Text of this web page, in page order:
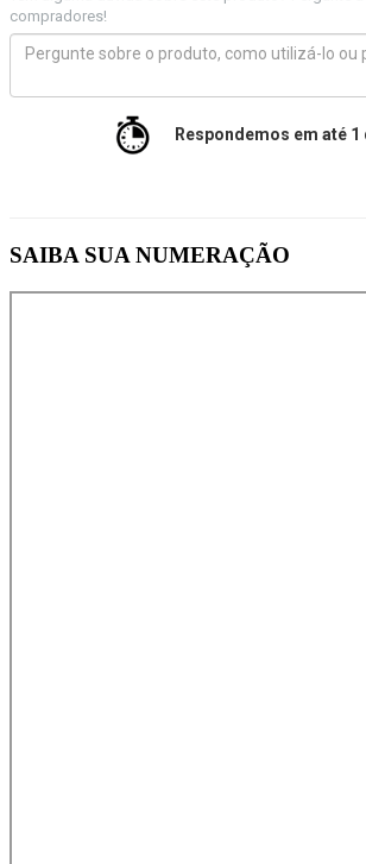
compradores!
Respondemos em até 1
SAIBA SUA NUMERAÇÃO